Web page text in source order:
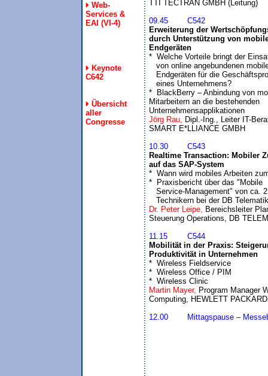
Web-
Services &
EAI (VI-4)
Keynote
C642
Übersicht
aller
Congresse
09.45	C542
Erweiterung der
durch Unterstützung von
Endgeräten
*  Welche Vorteile bringt der
von online angebundenen
Endgeräten für die
   eines Unternehmens?
*  BlackBerry – Anbindung von
Mitarbeitern an die bestehenden
Unternehmensapplikationen
Jörg Rau, Dipl.-Ing., Leiter IT-
10.30	C543
Realtime Transaction: Mobiler
auf das SAP-System
*  Wann wird mobiles Arbeiten
*  Praxisbericht über das "Mobile
Service-Management" von ca.
Technikern bei der DB
Dr. Peter Leipe, Bereichsleiter
11.15	C544
Mobilität in der Praxis:
Produktivität in Unternehmen
*  Wireless Fieldservice
*  Wireless Office / PIM
*  Wireless Clinic
Martin Mayer, Program Manager
12.00	Mittagspause – Messebesuch